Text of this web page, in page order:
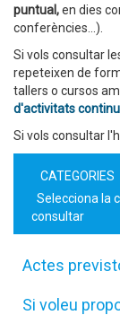
puntual,en dies
conferències...).
Si vols consultar
repeteixen de
tallers o cursos
d'activitats
Si vols consultar
CATEGORIES
Selecciona la
consultar
Actes
Si voleu